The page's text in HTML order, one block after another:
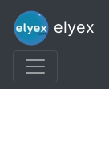
elyex